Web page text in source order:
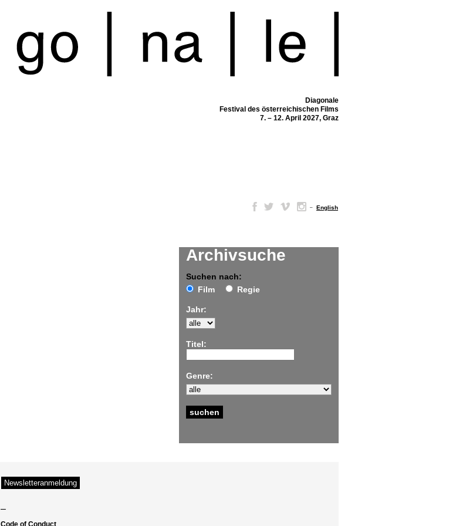
Diagonale
Festival des österreichischen Films
7. – 12. April 2027, Graz
– English
Archivsuche
Suchen nach:
Film
Regie
Jahr:
Titel:
Genre:
–
Code of Conduct